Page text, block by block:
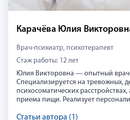
Карачёва Юлия
Врач-психиатр, психотерапевт
Стаж работы: 12 лет
Юлия Викторовна — опытный врач-
Специализируется на тревожных,
психосоматических расстройствах,
приема пищи. Реализует
психотерапевтических методов.
Статьи автора (1)